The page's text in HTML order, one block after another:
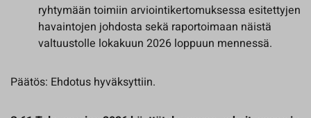
ryhtymään toimiin arviointikertomuksessa esitettyjen
havaintojen johdosta sekä raportoimaan näistä
valtuustolle lokakuun 2026 loppuun mennessä.
Päätös: Ehdotus hyväksyttiin.